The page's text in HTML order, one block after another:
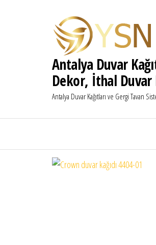
Antalya Duvar
Dekor, İthal Duvar
Antalya Duvar Kağıtları ve Gergi Tavan